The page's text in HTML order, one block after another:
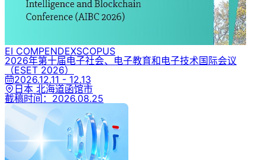
EI COMPENDEXSCOPUS
2026年第十届电子社会、电子教育和电子技术国际会议
（ESET 2026）
2026.12.11 - 12.13
日本 北海道函馆市
截稿时间： 2026.08.25